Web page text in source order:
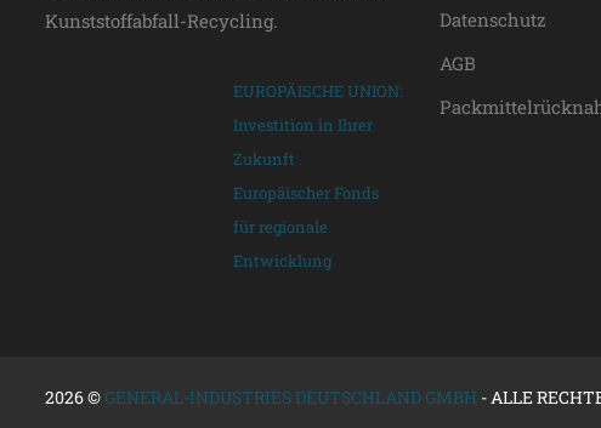
Kunststoffabfall-Recycling.
EUROPÄISCHE UNION:
Investition in Ihrer
Zukunft
Europäischer Fonds
für regionale
Entwicklung
Datenschutz
AGB
2026 ©GENERAL-INDUSTRIES DEUTSCHLAND GMBH - ALLE